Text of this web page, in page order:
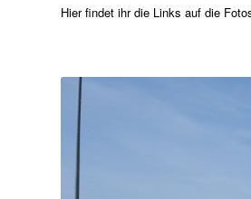
Hier findet ihr die Links auf die